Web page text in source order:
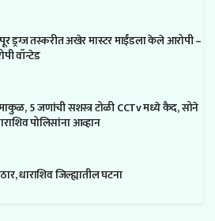
ड्रग्ज तस्करीत अखेर मास्टर माईंडला केले आरोपी –
वॉन्टेड
5 जणांची सशस्त्र टोळी CCTv मध्ये कैद, सोने
पोलिसांना आव्हान
धाराशिव जिल्ह्यातील घटना